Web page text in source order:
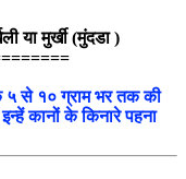
या मुर्खी (मुंदडा )
५ से १० ग्राम भर तक की
कानों के किनारे पहना